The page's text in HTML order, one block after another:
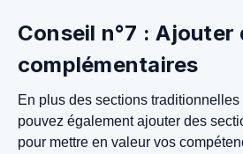
Conseil n°7 :
complémentaires
En plus des sections traditionnelles
pouvez également ajouter des
pour mettre en valeur vos